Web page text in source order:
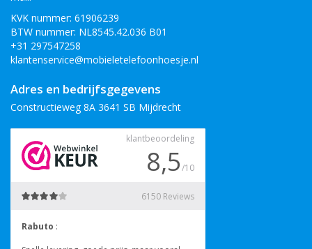
KVK nummer: 61906239
BTW nummer: NL8545.42.036 B01
+31 297547258
klantenservice@mobieletelefoonhoesje.nl
Adres en bedrijfsgegevens
Constructieweg 8A 3641 SB Mijdrecht